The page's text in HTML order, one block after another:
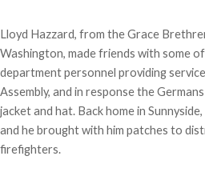
Lloyd Hazzard, from the Grace
Washington, made friends with some
department personnel providing
Assembly, and in response the
jacket and hat. Back home in
and he brought with him patches to
firefighters.